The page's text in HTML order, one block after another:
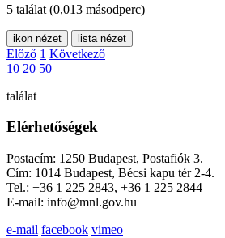
5 találat (0,013 másodperc)
ikon nézet lista nézet
Előző 1 Következő
10 20 50
találat
Elérhetőségek
Postacím: 1250 Budapest, Postafiók 3.
Cím: 1014 Budapest, Bécsi kapu tér 2-4.
Tel.: +36 1 225 2843, +36 1 225 2844
E-mail: info@mnl.gov.hu
e-mail facebook vimeo